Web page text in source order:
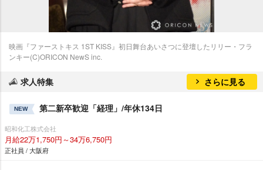
映画『ファーストキス 1ST KISS』初日舞台あいさつに登壇したリリー・フラ
ンキー(C)ORICON NewS inc.
求人特集 さらに見る
NEW 第二新卒歓迎「経理」/年休134日
昭和化工株式会社
月給22万1,750円～34万6,750円
正社員 / 大阪府